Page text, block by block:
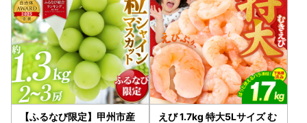
【ふるなび限定】甲州市産
えび 1.7kg 特大5Lサイズ む